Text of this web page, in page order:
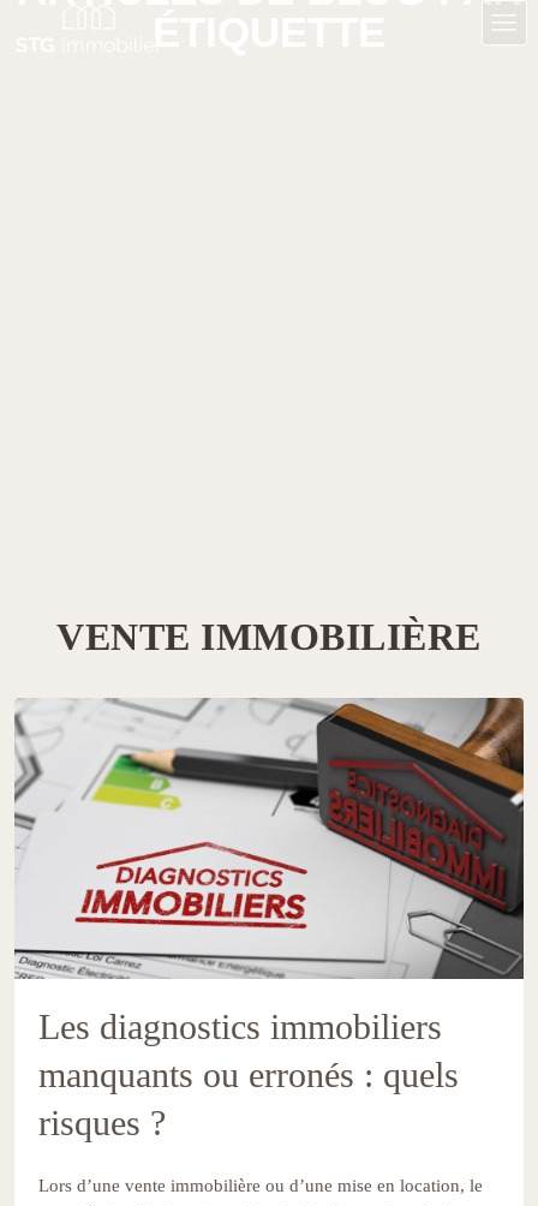
VENTE IMMOBILIÈRE
Les diagnostics immobiliers
manquants ou erronés : quels
risques ?
Lors d’une vente immobilière ou d’une mise en location, le